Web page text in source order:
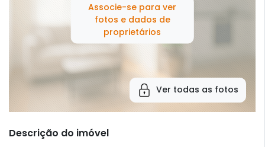
Associe-se para ver
fotos e dados de
proprietários
Ver todas as fotos
Descrição do imóvel